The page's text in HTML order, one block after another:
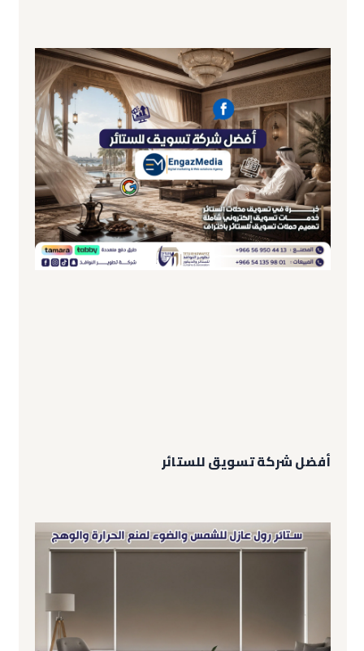
أفضل شركة تسويق للستائر